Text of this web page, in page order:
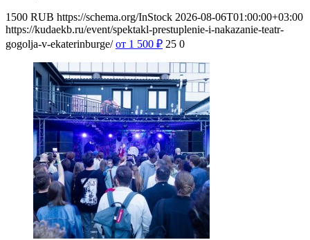
1500 RUB https://schema.org/InStock 2026-08-06T01:00:00+03:00
https://kudaekb.ru/event/spektakl-prestuplenie-i-nakazanie-teatr-
gogolja-v-ekaterinburge/ от 1 500 ₽ 25 0